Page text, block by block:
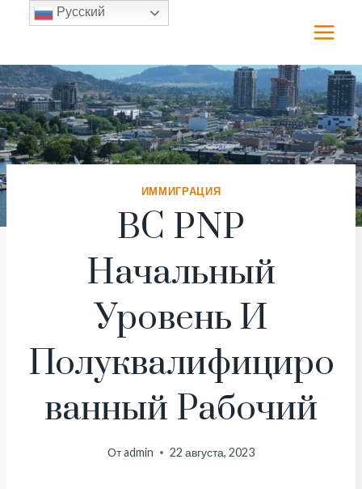
Перейти
ИММИГРАЦИЯ
BC PNP
Начальный
Уровень И
Полуквалифициро
Ванный Рабочий
Отadmin 22 августа, 2023
Русский